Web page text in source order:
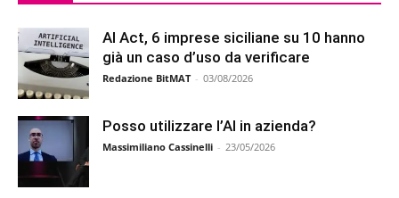
AI Act, 6 imprese siciliane su 10 hanno
già un caso d’uso da verificare
Redazione BitMAT - 03/08/2026
Posso utilizzare l’AI in azienda?
Massimiliano Cassinelli - 23/05/2026